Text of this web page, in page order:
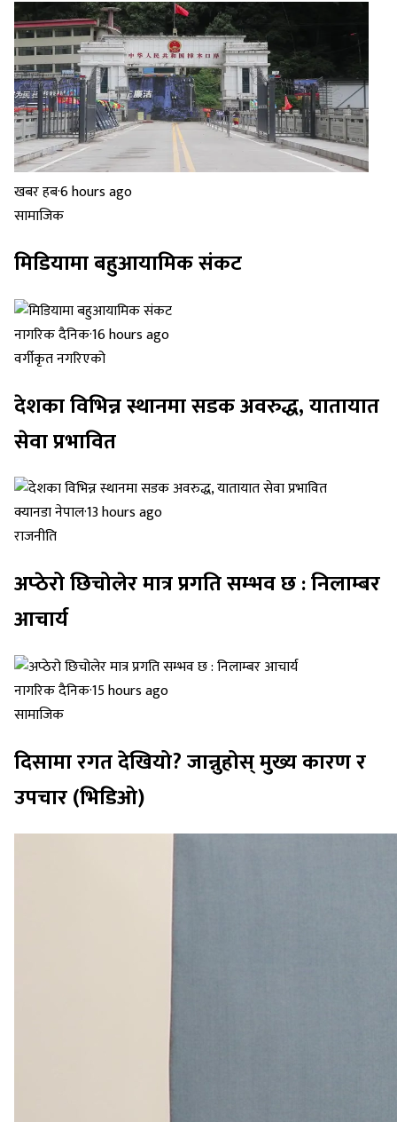
खबर हब·6 hours ago
सामाजिक
मिडियामा बहुआयामिक संकट
नागरिक दैनिक·16 hours ago
वर्गीकृत नगरिएको
देशका विभिन्न स्थानमा सडक अवरुद्ध, यातायात
सेवा प्रभावित
क्यानडा नेपाल·13 hours ago
राजनीति
अप्ठेरो छिचोलेर मात्र प्रगति सम्भव छ : निलाम्बर
आचार्य
नागरिक दैनिक·15 hours ago
सामाजिक
दिसामा रगत देखियो? जान्नुहोस् मुख्य कारण र
उपचार (भिडिओ)